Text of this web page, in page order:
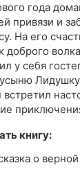
года
привязи и
На его
доброго
у себя
встретил
книгу:
о